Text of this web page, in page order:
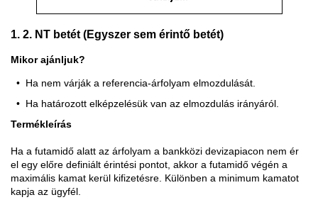
1. 2. NT betét (Egyszer sem érintő betét)
Mikor ajánljuk?
Ha nem várják a referencia-árfolyam elmozdulását.
Ha határozott elképzelésük van az elmozdulás irányáról.
Termékleírás
Ha a futamidő alatt az árfolyam a bankközi devizapiacon nem ér
el egy előre definiált érintési pontot, akkor a futamidő végén a
maximális kamat kerül kifizetésre. Különben a minimum kamatot
kapja az ügyfél.